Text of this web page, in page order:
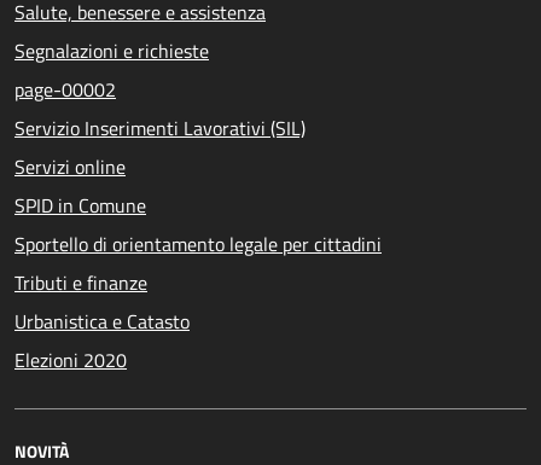
Salute, benessere e assistenza
Segnalazioni e richieste
page-00002
Servizio Inserimenti Lavorativi (SIL)
Servizi online
SPID in Comune
Sportello di orientamento legale per cittadini
Tributi e finanze
Urbanistica e Catasto
Elezioni 2020
NOVITÀ